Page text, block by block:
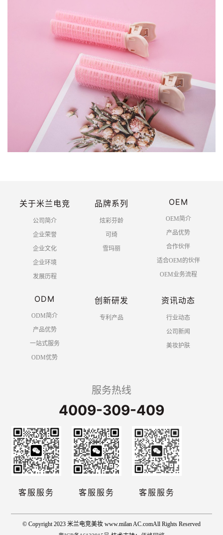
关于米兰电竞
公司简介
企业荣誉
企业文化
企业环境
发展历程
品牌系列
炫彩芬龄
可绮
雪玛丽
OEM
OEM简介
产品优势
合作伙伴
适合OEM的伙伴
OEM业务流程
ODM
ODM简介
产品优势
一站式服务
ODM优势
创新研发
专利产品
资讯动态
行业动态
公司新闻
美妆护肤
服务热线
4009-309-409
客服服务 客服服务 客服服务
© Copyright 2023 米兰电竞美妆 www.milan AC.comAll Rights Reserved